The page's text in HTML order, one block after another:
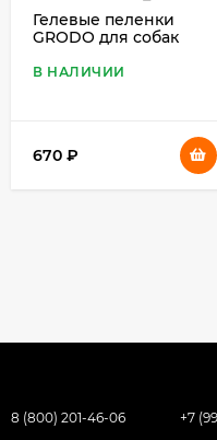
Гелевые пеленки
GRODO для собак
шт.
В НАЛИЧИИ
670 ₽
8 (800) 201-46-06 +7